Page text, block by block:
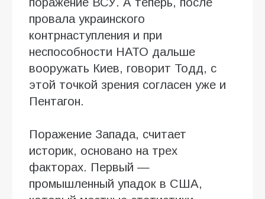
провала украинского
контрнаступления и при
неспособности НАТО дальше
вооружать Киев, говорит Тодд, с
этой точкой зрения согласен уже и
Пентагон.
Поражение Запада, считает
историк, основано на трех
факторах. Первый —
промышленный упадок в США,